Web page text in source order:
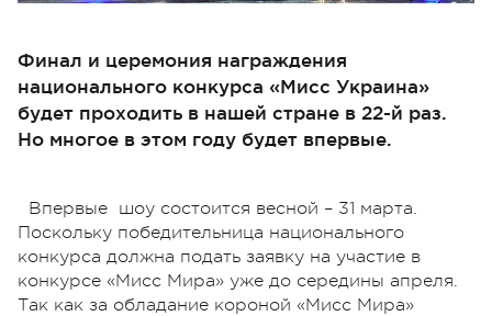
Финал и церемония награждения
национального конкурса «Мисс Украина»
будет проходить в нашей стране в 22-й раз.
Но многое в этом году будет впервые.
Впервые шоу состоится весной – 31 марта.
Поскольку победительница национального
конкурса должна подать заявку на участие в
конкурсе «Мисс Мира» уже до середины апреля.
Так как за обладание короной «Мисс Мира»